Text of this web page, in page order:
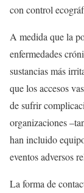
con control
A medida que la
enfermedades
sustancias más
que los accesos
de sufrir
organizaciones
han incluido
eventos adversos
La forma de